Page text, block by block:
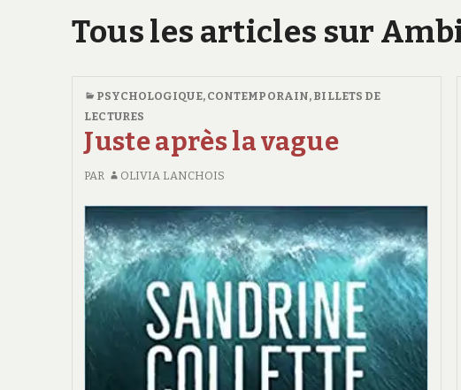
Tous les articles sur
PSYCHOLOGIQUE, CONTEMPORAIN, BILLETS DE
LECTURES
Juste après la vague
PAR OLIVIA LANCHOIS